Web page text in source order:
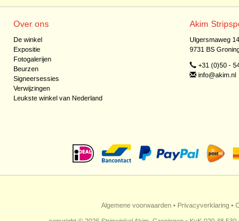
Over ons
De winkel
Expositie
Fotogalerijen
Beurzen
Signeersessies
Verwijzingen
Leukste winkel van Nederland
Akim
Ulgersmaweg 14
9731 BS
+31 (0)50 -
info@akim.nl
Algemene voorwaarden • Privacyverklaring •